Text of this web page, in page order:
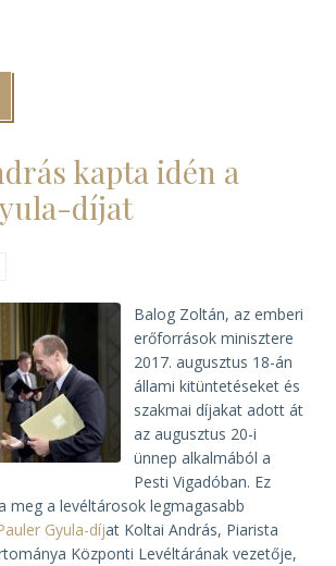
kapta idén a
díjat
Balog Zoltán, az emberi
erőforrások minisztere
2017. augusztus 18-án
állami kitüntetéseket és
szakmai díjakat adott át
az augusztus 20-i
ünnep alkalmából a
Pesti Vigadóban. Ez
meg a levéltárosok legmagasabb
Gyula-díjat Koltai András, Piarista
Központi Levéltárának vezetője,